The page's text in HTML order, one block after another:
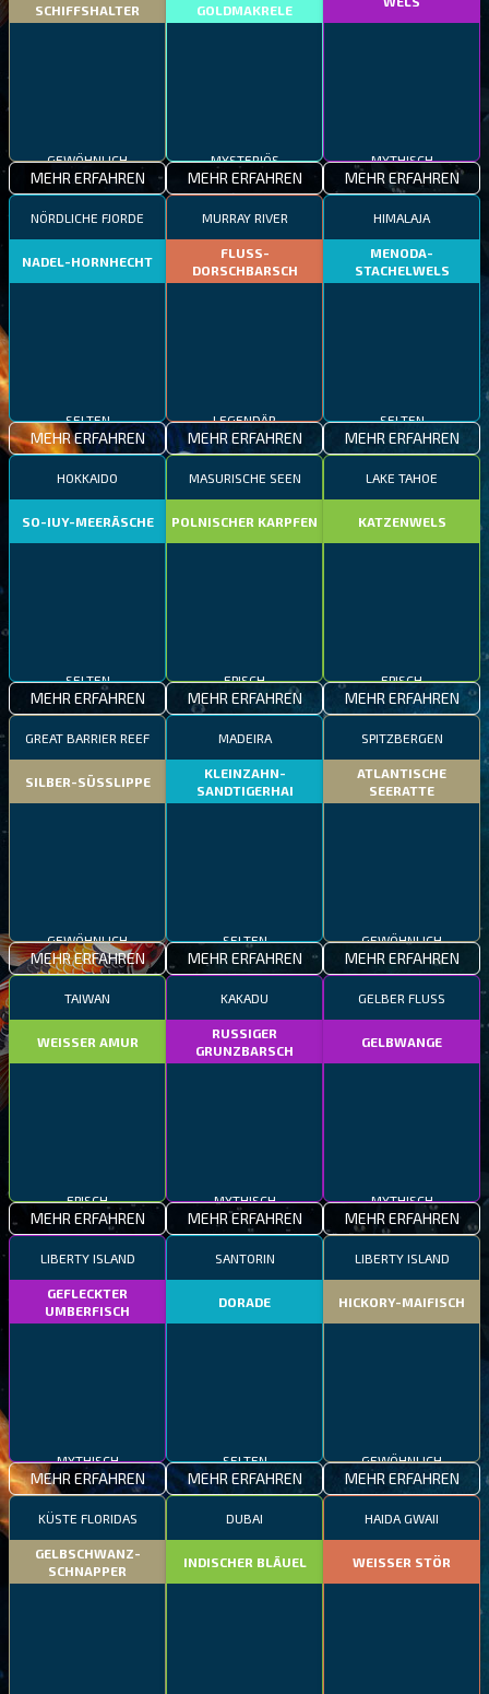
SCHIFFSHALTER
GEWÖHNLICH
MEHR ERFAHREN
GOLDMAKRELE
MYSTERIÖS
MEHR ERFAHREN
MYTHISCH
MEHR ERFAHREN
NÖRDLICHE FJORDE
NADEL-HORNHECHT
SELTEN
MEHR ERFAHREN
MURRAY RIVER
FLUSS-
DORSCHBARSCH
LEGENDÄR
MEHR ERFAHREN
HIMALAJA
MENODA-
STACHELWELS
SELTEN
MEHR ERFAHREN
HOKKAIDO
SO-IUY-MEERÄSCHE
SELTEN
MEHR ERFAHREN
MASURISCHE SEEN
POLNISCHER KARPFEN
EPISCH
MEHR ERFAHREN
LAKE TAHOE
KATZENWELS
EPISCH
MEHR ERFAHREN
GREAT BARRIER REEF
SILBER-SÜSSLIPPE
GEWÖHNLICH
MEHR ERFAHREN
MADEIRA
KLEINZAHN-
SANDTIGERHAI
SELTEN
MEHR ERFAHREN
SPITZBERGEN
ATLANTISCHE
SEERATTE
GEWÖHNLICH
MEHR ERFAHREN
TAIWAN
WEISSER AMUR
EPISCH
MEHR ERFAHREN
KAKADU
RUSSIGER
GRUNZBARSCH
MYTHISCH
MEHR ERFAHREN
GELBER FLUSS
GELBWANGE
MYTHISCH
MEHR ERFAHREN
LIBERTY ISLAND
GEFLECKTER
UMBERFISCH
MYTHISCH
MEHR ERFAHREN
SANTORIN
DORADE
SELTEN
MEHR ERFAHREN
LIBERTY ISLAND
HICKORY-MAIFISCH
GEWÖHNLICH
MEHR ERFAHREN
KÜSTE FLORIDAS
GELBSCHWANZ-
SCHNAPPER
DUBAI
INDISCHER BLÄUEL
HAIDA GWAII
WEISSER STÖR